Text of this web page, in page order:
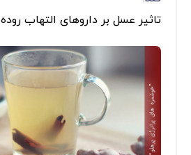
تاثیر عسل بر داروهای التهاب روده